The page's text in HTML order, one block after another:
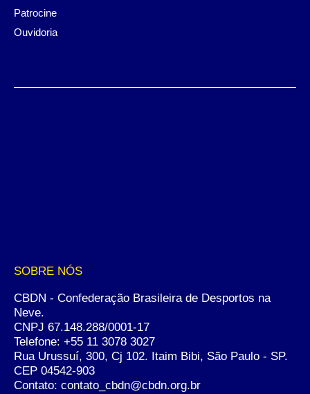
Patrocine
Ouvidoria
SOBRE NÓS
CBDN - Confederação Brasileira de Desportos na
Neve.
CNPJ 67.148.288/0001-17
Telefone: +55 11 3078 3027
Rua Urussuí, 300, Cj 102. Itaim Bibi, São Paulo - SP.
CEP 04542-903
Contato: contato_cbdn@cbdn.org.br